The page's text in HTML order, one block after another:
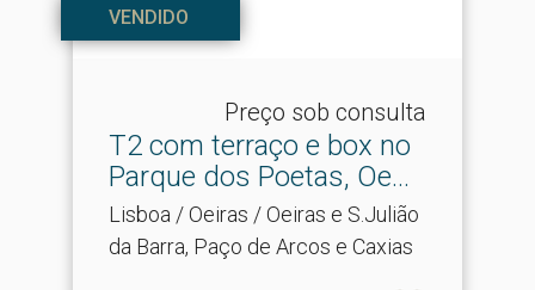
VENDIDO
Preço sob consulta
T2 com terraço e box no
Parque dos Poetas, Oe.​..
Lisboa / Oeiras / Oeiras e S.Julião
da Barra, Paço de Arcos e Caxias